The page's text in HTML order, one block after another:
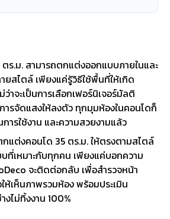
ร.ม. สามารถตกแต่งออกแบบภายในและ
ยสไตล์ เพียงแค่รู้วิธีใช้พื้นที่ให้เกิด
าจะเป็นการเลือกเฟอร์นิเจอร์มัลติ
ารจัดแสงให้ลงตัว ทุกมุมห้องในคอนโดก็
ารใช้งาน และความสวยงามแล้ว
แต่งคอนโด 35 ตร.ม. ให้ตรงตามสไตล์
บที่เหมาะกับทุกคน เพียงแค่บอกความ
จะติดต่อกลับ เพื่อสำรวจหน้า
ห้เห็นภาพรวมห้อง พร้อมประเมิน
งไม่ทิ้งงาน 100%